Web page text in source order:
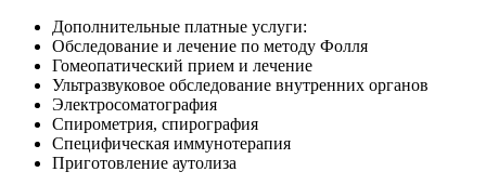
Дополнительные платные услуги:
Обследование и лечение по методу Фолля
Гомеопатический прием и лечение
Ультразвуковое обследование внутренних органов
Электросоматография
Спирометрия, спирография
Специфическая иммунотерапия
Приготовление аутолиза